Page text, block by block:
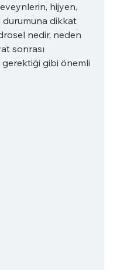
hijyen,
dikkat
nedir, neden
sonrası
gibi önemli